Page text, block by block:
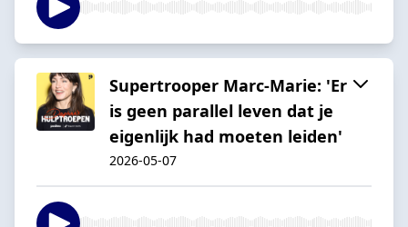
Supertrooper Marc-Marie: 'Er
is geen parallel leven dat je
eigenlijk had moeten leiden'
2026-05-07